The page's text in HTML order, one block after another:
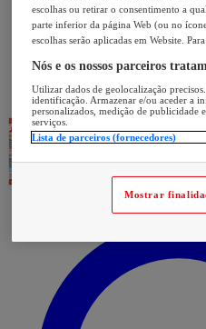
escolhas ou retirar o consentimento a
parte inferior da página Web (ou no
escolhas serão aplicadas em Website.
Nós e os nossos parceiros
Utilizar dados de geolocalização
identificação. Armazenar e/ou aceder a
personalizados, medição de publicidade
serviços.
Lista de parceiros (fornecedores)
Mostrar